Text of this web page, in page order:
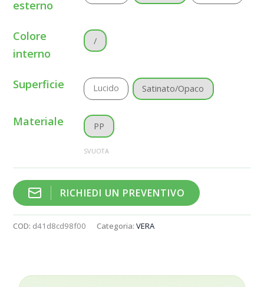
esterno
Colore
interno
/
Superficie Lucido Satinato/Opaco
Materiale PP
SVUOTA
RICHIEDI UN PREVENTIVO
COD: d41d8cd98f00 Categoria:VERA